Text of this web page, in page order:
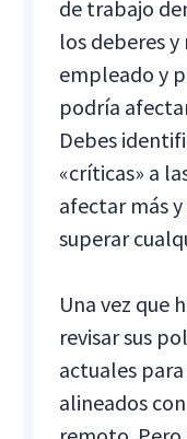
de trabajo
los deberes
empleado y
podría
Debes
«críticas» a
afectar más
superar
Una vez que
revisar sus
actuales
alineados